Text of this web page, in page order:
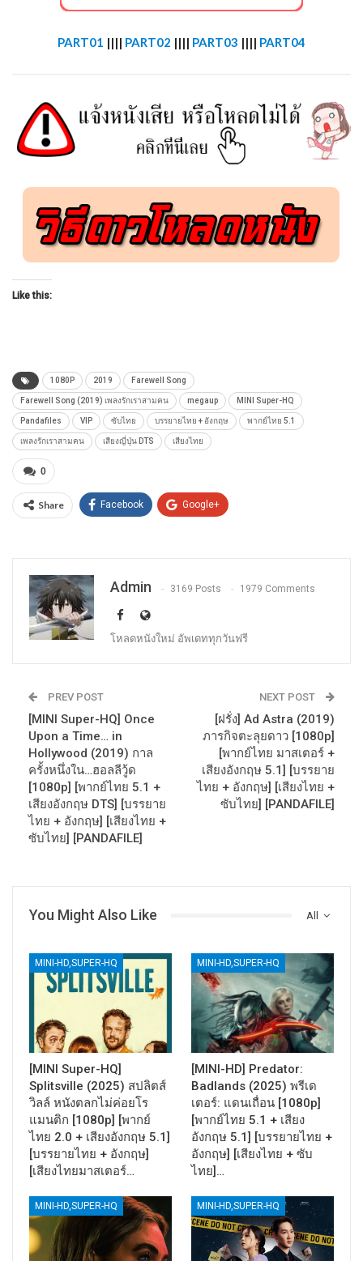
PART01 |||| PART02 |||| PART03 |||| PART04
Like this:
1080P 2019 Farewell Song
Farewell Song (2019) เพลงรักเราสามคน megaup MINI Super-HQ
Pandafiles VIP ซับไทย บรรยายไทย + อังกฤษ พากย์ไทย 5.1
เพลงรักเราสามคน เสียงญี่ปุ่น DTS เสียงไทย
0
Share Facebook Google+
Admin 3169 Posts 1979 Comments
โหลดหนังใหม่ อัพเดททุกวันฟรี
PREV POST
[MINI Super-HQ] Once
Upon a Time… in
Hollywood (2019) กาล
ครั้งหนึ่งใน…ฮอลลีวู้ด
[1080p] [พากย์ไทย 5.1 +
เสียงอังกฤษ DTS] [บรรยาย
ไทย + อังกฤษ] [เสียงไทย +
ซับไทย] [PANDAFILE]
NEXT POST
[ฝรั่ง] Ad Astra (2019)
ภารกิจตะลุยดาว [1080p]
[พากย์ไทย มาสเตอร์ +
เสียงอังกฤษ 5.1] [บรรยาย
ไทย + อังกฤษ] [เสียงไทย +
ซับไทย] [PANDAFILE]
All
You Might Also Like
MINI-HD,SUPER-HQ
[MINI Super-HQ]
Splitsville (2025) สปลิตส์
วิลล์ หนังตลกไม่ค่อยโร
แมนติก [1080p] [พากย์
ไทย 2.0 + เสียงอังกฤษ 5.1]
[บรรยายไทย + อังกฤษ]
[เสียงไทยมาสเตอร์…
MINI-HD,SUPER-HQ
[MINI-HD] Predator:
Badlands (2025) พรีเด
เตอร์: แดนเถื่อน [1080p]
[พากย์ไทย 5.1 + เสียง
อังกฤษ 5.1] [บรรยายไทย +
อังกฤษ] [เสียงไทย + ซับ
ไทย]…
MINI-HD,SUPER-HQ MINI-HD,SUPER-HQ